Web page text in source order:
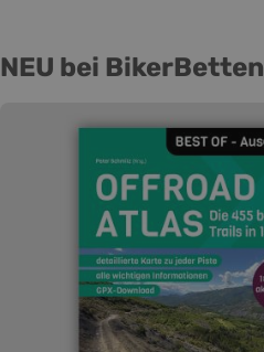
NEU bei BikerBetten